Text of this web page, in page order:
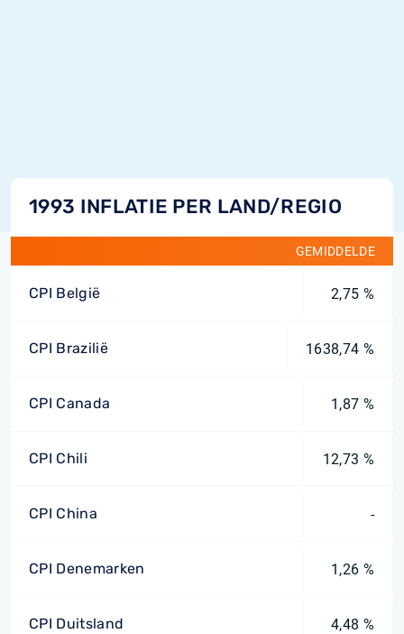
1993 INFLATIE PER LAND/REGIO
GEMIDDELDE
CPI België 2,75 %
CPI Brazilië 1638,74 %
CPI Canada 1,87 %
CPI Chili 12,73 %
CPI China -
CPI Denemarken 1,26 %
CPI Duitsland 4,48 %